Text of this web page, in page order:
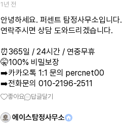
1년 전
안녕하세요. 퍼센트 탐정사무소입니다.
연락주시면 상담 도와드리겠습니다.
⏰️365일 / 24시간 / 연중무휴
🤫100% 비밀보장
➡️카카오톡 1:1 문의 percnet00
➡️전화문의 010-2196-2511
좋아요 답글달기
에이스탐정사무소